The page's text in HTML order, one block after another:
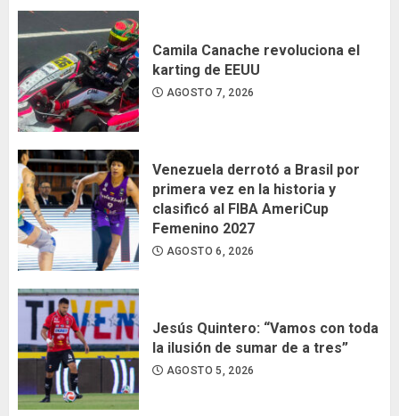
Camila Canache revoluciona el
karting de EEUU
AGOSTO 7, 2026
Venezuela derrotó a Brasil por
primera vez en la historia y
clasificó al FIBA AmeriCup
Femenino 2027
AGOSTO 6, 2026
Jesús Quintero: “Vamos con toda
la ilusión de sumar de a tres”
AGOSTO 5, 2026